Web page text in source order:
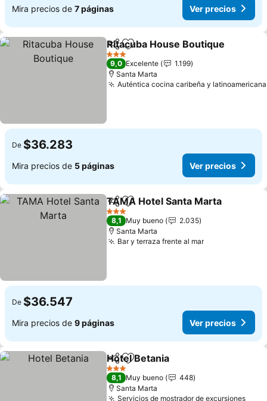
Mira precios de 7 páginas Ver precios
CompartirAgregar a favoritos
Ritacuba House Boutique
3 Estrellas
9,0 Excelente
1.199
Santa Marta
Auténtica cocina caribeña y latinoamericana
De $36.283
Mira precios de 5 páginas Ver precios
Compartir
Agregar a favoritos
TAMA Hotel Santa Marta
3 Estrellas
8,1 Muy bueno
2.035
Santa Marta
Bar y terraza frente al mar
De $36.547
Mira precios de 9 páginas Ver precios
CompartirAgregar a favoritos
Hotel Betania
3 Estrellas
8,1 Muy bueno
448
Santa Marta
Servicios de mostrador de excursiones